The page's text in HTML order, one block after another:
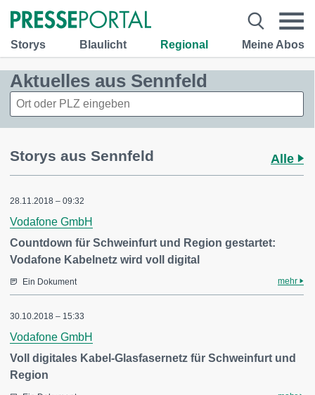
Storys Blaulicht Regional Meine Abos
Aktuelles aus Sennfeld
Storys aus Sennfeld Alle
28.11.2018 – 09:32
Vodafone GmbH
Countdown für Schweinfurt und Region gestartet:
Vodafone Kabelnetz wird voll digital
Ein Dokument mehr
30.10.2018 – 15:33
Vodafone GmbH
Voll digitales Kabel-Glasfasernetz für Schweinfurt und
Region